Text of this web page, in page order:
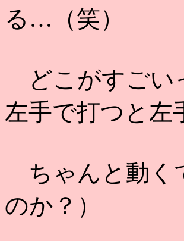
る…（笑）
どこがすごい
左手で打つと左
ちゃんと動く
のか？）